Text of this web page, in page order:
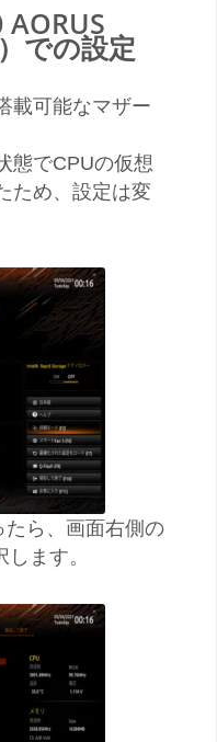
AORUS
での設定
載可能なマザー
態でCPUの仮想
ため、設定は変
ら、画面右側の
ます。